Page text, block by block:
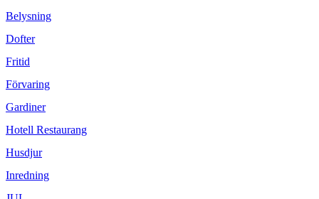
Belysning
Dofter
Fritid
Förvaring
Gardiner
Hotell Restaurang
Husdjur
Inredning